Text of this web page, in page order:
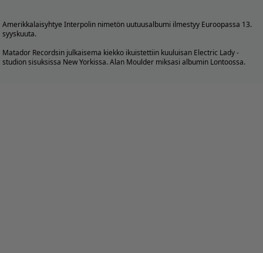
Amerikkalaisyhtye Interpolin nimetön uutuusalbumi ilmestyy Euroopassa 13.
syyskuuta.
Matador Recordsin julkaisema kiekko ikuistettiin kuuluisan Electric Lady -
studion sisuksissa New Yorkissa. Alan Moulder miksasi albumin Lontoossa.